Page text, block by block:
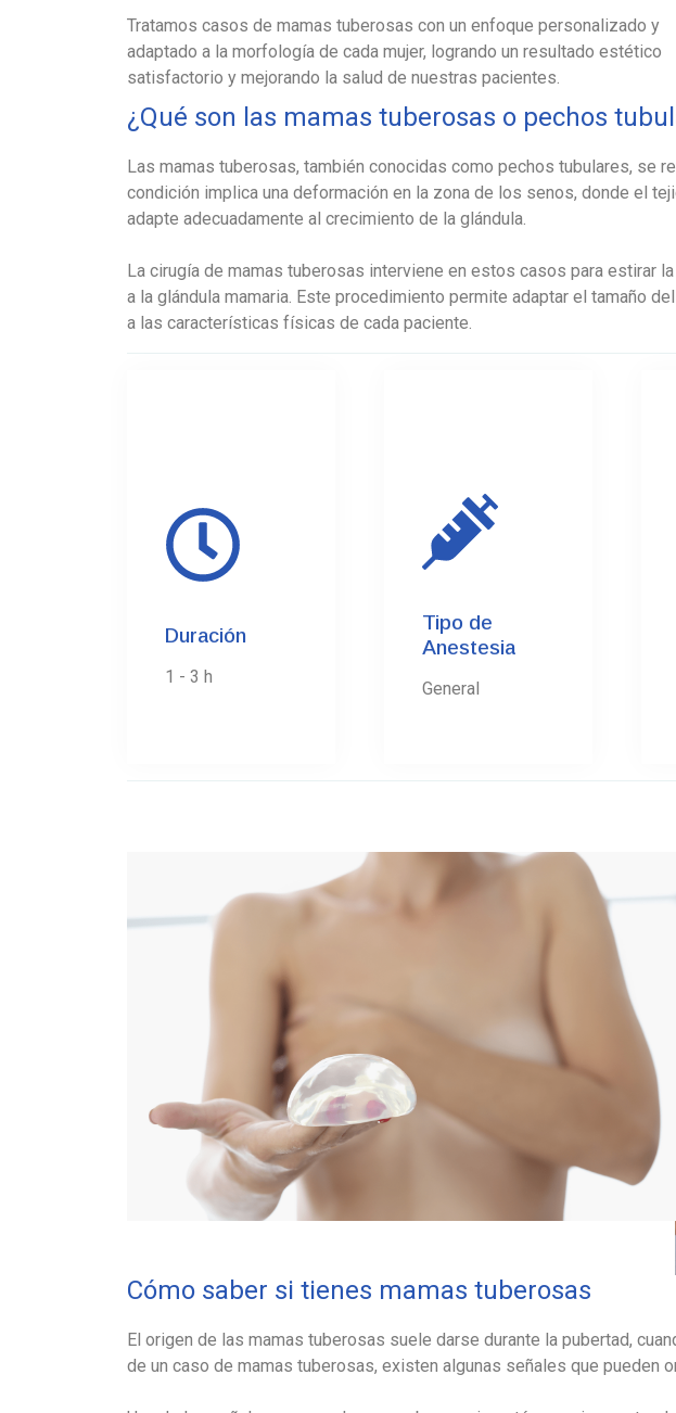
Tratamos casos de mamas tuberosas con un enfoque personalizado y
adaptado a la morfología de cada mujer, logrando un resultado estético
satisfactorio y mejorando la salud de nuestras pacientes.
¿Qué son las mamas tuberosas o pechos
Las mamas tuberosas, también conocidas como pechos tubulares, se
condición implica una deformación en la zona de los senos, donde el
adapte adecuadamente al crecimiento de la glándula.
La cirugía de mamas tuberosas interviene en estos casos para estirar
a la glándula mamaria. Este procedimiento permite adaptar el tamaño
a las características físicas de cada paciente.
Duración
1 - 3 h
Tipo de
Anestesia
General
Cómo saber si tienes mamas tuberosas
El origen de las mamas tuberosas suele darse durante la pubertad,
de un caso de mamas tuberosas, existen algunas señales que pueden